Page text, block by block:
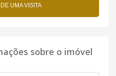
UMA VISITA
sobre o imóvel